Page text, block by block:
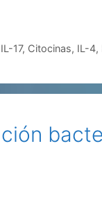
IL-17, Citocinas, IL-4,